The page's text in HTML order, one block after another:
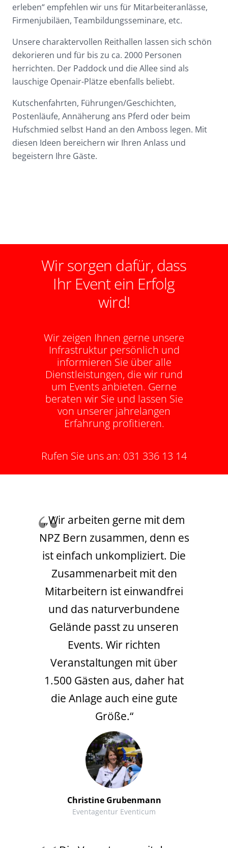
erleben“ empfehlen wir uns für Mitarbeiteranlässe,
Firmenjubiläen, Teambildungsseminare, etc.
Unsere charaktervollen Reithallen lassen sich schön
dekorieren und für bis zu ca. 2000 Personen
herrichten. Der Paddock und die Allee sind als
lauschige Openair-Plätze ebenfalls beliebt.
Kutschenfahrten, Führungen/Geschichten,
Postenläufe, Annäherung ans Pferd oder beim
Hufschmied selbst Hand an den Amboss legen. Mit
diesen Ideen bereichern wir Ihren Anlass und
begeistern Ihre Gäste.
Wir sorgen dafür, dass
Ihr Event ein Erfolg
wird!
Wir zeigen Ihnen gerne unsere
Infrastruktur persönlich und
informieren Sie über alle
Dienstleistungen, die wir rund
um Events anbieten. Gerne
beraten wir Sie und lassen Sie
von unserer jahrelangen
Erfahrung profitieren.
Rufen Sie uns an: 031 336 13 14
„Wir arbeiten gerne mit dem
NPZ Bern zusammen, denn es
ist einfach unkompliziert. Die
Zusammenarbeit mit den
Mitarbeitern ist einwandfrei
und das naturverbundene
Gelände passt zu unseren
Events. Wir richten
Veranstaltungen mit über
1.500 Gästen aus, daher hat
die Anlage auch eine gute
Größe.“
Christine Grubenmann
Eventagentur Eventicum